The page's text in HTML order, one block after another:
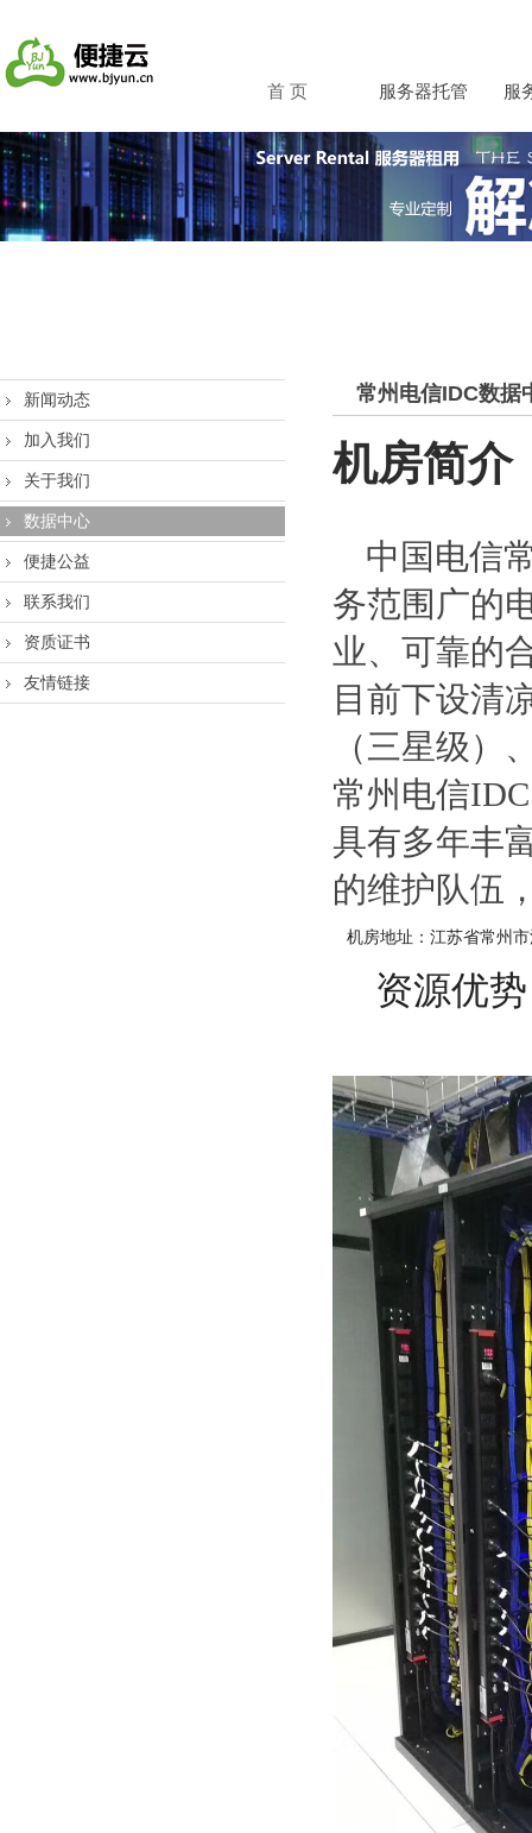
首 页 服务器托管 服
新闻动态
加入我们
关于我们
数据中心
便捷公益
联系我们
资质证书
友情链接
常州电信IDC数据
机房简介
中国电信
务范围广的
业、可靠的
目前下设清
（三星级）
常州电信
具有多年丰
的维护队伍
机房地址：江苏省常州
资源优势